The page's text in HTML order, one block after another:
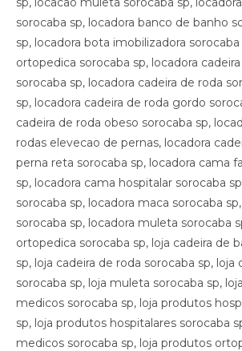
sorocaba sp, locadora banco de banho
sp, locadora bota imobilizadora
ortopedica sorocaba sp, locadora
sorocaba sp, locadora cadeira de roda
sp, locadora cadeira de roda gordo
cadeira de roda obeso sorocaba sp,
rodas elevecao de pernas, locadora
perna reta sorocaba sp, locadora cama
sp, locadora cama hospitalar sorocaba
sorocaba sp, locadora maca sorocaba
sorocaba sp, locadora muleta sorocaba
ortopedica sorocaba sp, loja cadeira de
sp, loja cadeira de roda sorocaba sp, loja
sorocaba sp, loja muleta sorocaba sp,
medicos sorocaba sp, loja produtos
sp, loja produtos hospitalares sorocaba
medicos sorocaba sp, loja produtos